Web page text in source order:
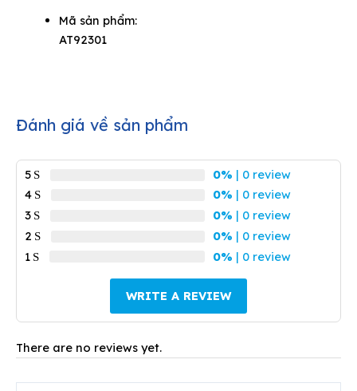
Mã sản phẩm:
AT92301
Đánh giá về sản phẩm
5 0% | 0 review
4
0% | 0 review
3
0% | 0 review
2
0% | 0 review
1
0% | 0 review
WRITE A REVIEW
There are no reviews yet.